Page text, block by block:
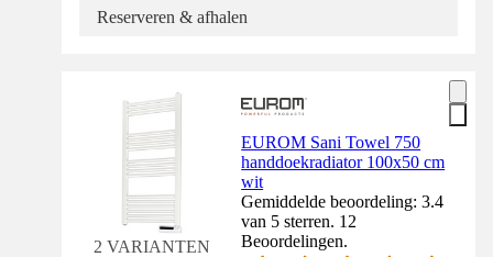
Reserveren & afhalen
2 VARIANTEN
EUROM Sani Towel 750
handdoekradiator 100x50 cm
wit
Gemiddelde beoordeling: 3.4
van 5 sterren. 12
Beoordelingen.